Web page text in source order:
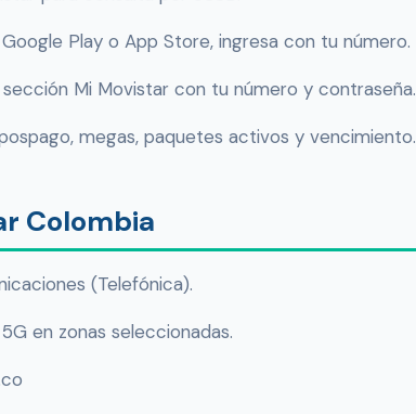
Play o App Store, ingresa con tu número.
Mi Movistar con tu número y contraseña.
megas, paquetes activos y vencimiento.
Colombia
(Telefónica).
en zonas seleccionadas.